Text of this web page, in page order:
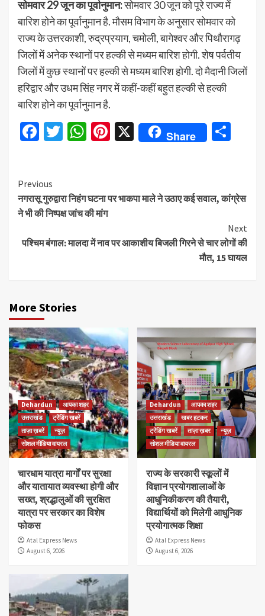
सोमवार 29 जून का पूर्वानुमान:सोमवार 30 जून को पूरे राज्य में
बारिश होने का पूर्वानुमान है. मौसम विभाग के अनुसार सोमवार को
राज्य के उत्तरकाशी, रुद्रप्रयाग, चमोली, बागेश्वर और पिथौरागढ़
जिलों में अनेक स्थानों पर हल्की से मध्यम बारिश होगी. शेष पर्वतीय
जिलों में कुछ स्थानों पर हल्की से मध्यम बारिश होगी. दो मैदानी जिलों
हरिद्वार और उधम सिंह नगर में कहीं-कहीं बहुत हल्की से हल्की
बारिश होने का पूर्वानुमान है.
Facebook
Twitter
WhatsApp
Pinterest
X Share
Continue
Reading
Previous
नगरासू गुरुद्वारा निहंग घटना पर भाकपा माले ने उठाए कई सवाल, कांग्रेस
ने भी की निष्पक्ष जांच की मांग
Next
पश्चिम बंगाल: मालदा में नाव पर आकाशीय बिजली गिरने से चार लोगों की
मौत, 15 घायल
More Stories
Dehardun
आपका शहर
उत्तराखंड
ट्रेंडिंग खबरें
ताज़ा ख़बरें
न्यूज़
सोशल मीडिया वायरल
चारधाम यात्रा मार्गों पर सुरक्षा
और यातायात व्यवस्था होगी और
सख्त, श्रद्धालुओं की सुरक्षित
यात्रा पर सरकार का विशेष
फोकस
Atal Express News
August 6, 2026
Dehardun
आपका शहर
उत्तराखंड
खबर हटकर
ट्रेंडिंग खबरें
ताज़ा ख़बर
न्यूज़
सोशल मीडिया वायरल
राज्य के सरकारी स्कूलों में
विज्ञान प्रयोगशालाओं के
आधुनिकीकरण की तैयारी,
विद्यार्थियों को मिलेगी आधुनिक
प्रयोगात्मक शिक्षा
Atal Express News
August 6, 2026